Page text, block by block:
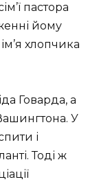
пастора
йому
хлопчика
Говарда, а
У
і
Тоді ж